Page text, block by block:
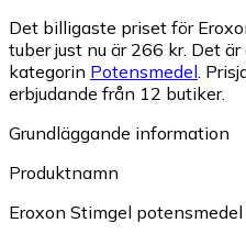
Det billigaste priset för
tuber just nu är 266 kr. Det är
kategorin Potensmedel.
erbjudande från 12 butiker.
Grundläggande information
Produktnamn
Eroxon Stimgel